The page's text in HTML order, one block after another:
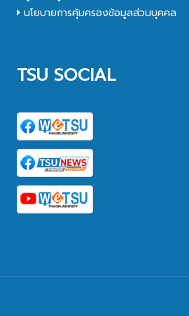
นโยบายการคุ้มครองข้อมูลส่วนบุคคล
TSU SOCIAL